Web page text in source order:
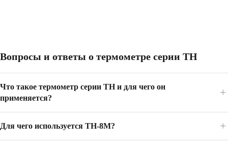
Вопросы и ответы о термометре серии ТН
Что такое термометр серии ТН и для чего он
применяется?
Для чего используется ТН-8М?